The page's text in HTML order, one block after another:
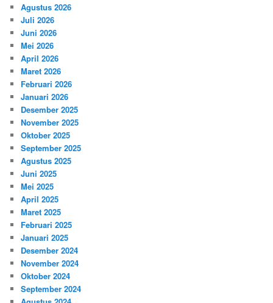
Agustus 2026
Juli 2026
Juni 2026
Mei 2026
April 2026
Maret 2026
Februari 2026
Januari 2026
Desember 2025
November 2025
Oktober 2025
September 2025
Agustus 2025
Juni 2025
Mei 2025
April 2025
Maret 2025
Februari 2025
Januari 2025
Desember 2024
November 2024
Oktober 2024
September 2024